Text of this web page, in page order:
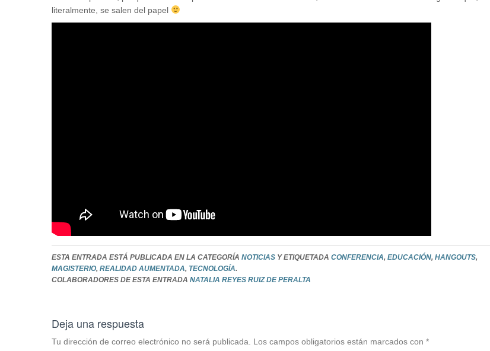
literalmente, se salen del papel
ESTA ENTRADA ESTÁ PUBLICADA EN LA CATEGORÍA NOTICIAS Y ETIQUETADA CONFERENCIA, EDUCACIÓN, HANGOUTS,
MAGISTERIO, REALIDAD AUMENTADA, TECNOLOGÍA.
COLABORADORES DE ESTA ENTRADA NATALIA REYES RUIZ DE PERALTA
Deja una respuesta
Tu dirección de correo electrónico no será publicada. Los campos obligatorios están marcados con *